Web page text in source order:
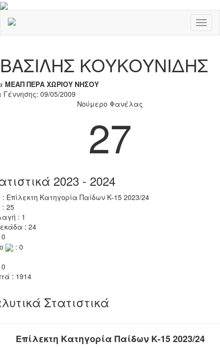
ΒΑΣΙΛΗΣ ΚΟΥΚΟΥΝΙΔΗΣ
ΜΕΑΠ ΠΕΡΑ ΧΩΡΙΟΥ ΝΗΣΟΥ
Γέννησης: 09/05/2009
Νούμερο Φανέλας
27
2023 - 2024
: Επίλεκτη Κατηγορία Παίδων Κ-15 2023/24
: 25
: 1
: 24
: 0
: 1914
Στατιστικά
Επίλεκτη Κατηγορία Παίδων Κ-15 2023/24